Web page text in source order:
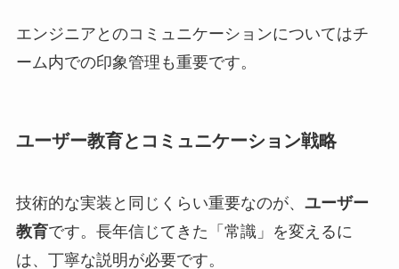
エンジニアとのコミュニケーションについてはチ
ーム内での印象管理も重要です。
ユーザー教育とコミュニケーション戦略
技術的な実装と同じくらい重要なのが、 ユーザー
教育です。長年信じてきた「常識」を変えるに
は、丁寧な説明が必要です。